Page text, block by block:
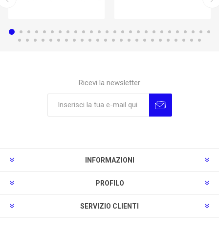
Ricevi la newsletter
INFORMAZIONI
PROFILO
SERVIZIO CLIENTI